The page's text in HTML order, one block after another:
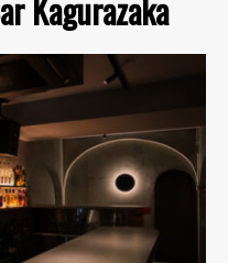
Kagurazaka